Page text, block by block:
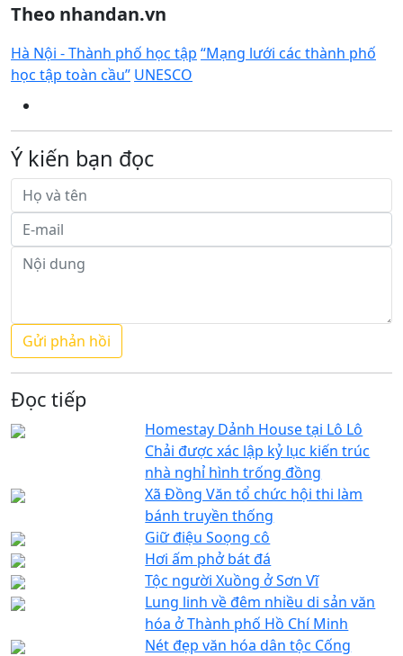
Theo nhandan.vn
Hà Nội - Thành phố học tập “Mạng lưới các thành phố
học tập toàn cầu” UNESCO
Ý kiến bạn đọc
Đọc tiếp
Homestay Dảnh House tại Lô Lô
Chải được xác lập kỷ lục kiến trúc
nhà nghỉ hình trống đồng
Xã Đồng Văn tổ chức hội thi làm
bánh truyền thống
Giữ điệu Soọng cô
Hơi ấm phở bát đá
Tộc người Xuồng ở Sơn Vĩ
Lung linh về đêm nhiều di sản văn
hóa ở Thành phố Hồ Chí Minh
Nét đẹp văn hóa dân tộc Cống